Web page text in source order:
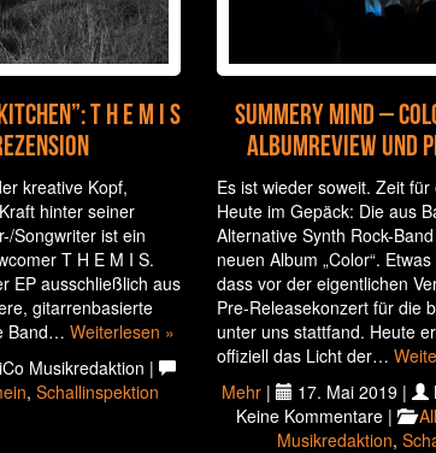
T H E M I S
kreative Kopf,
hinter seiner
Songwriter ist ein
T H E M I S.
EP ausschließlich aus
gitarrenbasierte
Band… Weiterlesen »
Musikredaktion |
, Schallinspektion
Summery Mind –
Albumreview und
Es ist wieder soweit. Zeit
Heute im Gepäck: Die aus
Alternative Synth Rock-
neuen Album „Color“.
dass vor der eigentlichen
Pre-Releasekonzert für die
unter uns stattfand. Heute
offiziell das Licht der…
Mehr | 17. Mai 2019 |
Keine Kommentare |
Musikredaktion,